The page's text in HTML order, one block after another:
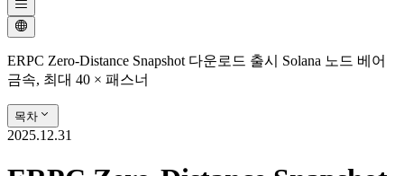
ERPC Zero-Distance Snapshot 다운로드 출시 Solana 노드 베어
금속, 최대 40 × 패스너
목차
2025.12.31